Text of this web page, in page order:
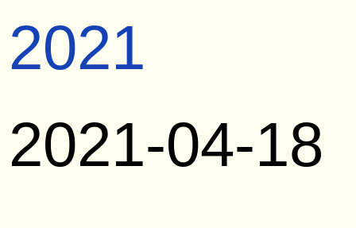
2021
2021-04-18